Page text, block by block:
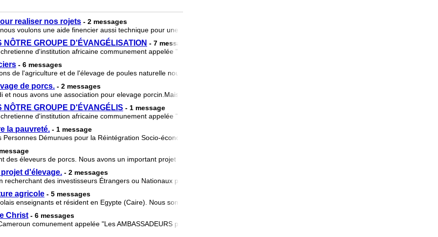
realiser nos rojets - 2 messages
voulons une aide finencier aussi technique pour une perfection detre programme
GROUPE D'ÉVANGÉLISATION - 7 messages
d'institution africaine communement appelée "LES MISSIONNAIRES DU CHR
- 6 messages
de l'agriculture et de l'élevage de poules naturelle nous sommes base au Gabon
de porcs. - 2 messages
nous avons une association pour elevage porcin.Mais malheureusement nous n a
GROUPE D'ÉVANGÉLIS - 1 message
d'institution africaine communement appelée "LES MISSIONNAIRES DU CHR
la pauvreté. - 1 message
Démunues pour la Réintégration Socio-économique,APDRS en sigle. Nous
des éleveurs de porcs. Nous avons un important projet d'élevage porcin et nous s
d'élevage. - 2 messages
recherchant des investisseurs Étrangers ou Nationaux pour nous accompagner dans no
agricole - 5 messages
enseignants et résident en Egypte (Caire). Nous sommes très passionnés par
Christ - 6 messages
comunement appelée "Les AMBASSADEURS pour CHRIST".Nous croyons en Jesus-Ch